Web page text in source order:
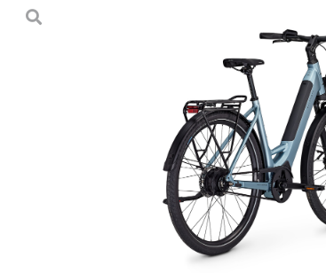
optimaal gewicht, is
Hij is uitgerust met de
Enviolo Urban naaf,
luchtgeveerde
rijgedrag, zelfs onder
de voorkant en
aanpassen aan je